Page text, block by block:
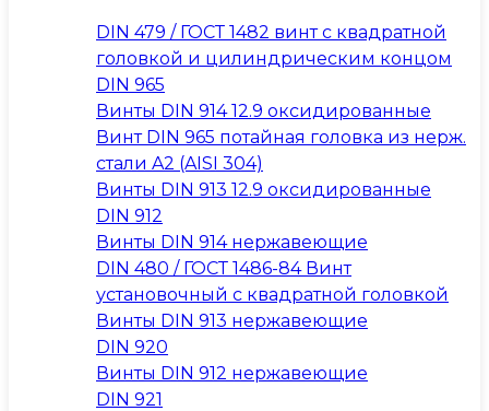
DIN 479 / ГОСТ 1482 винт с квадратной
головкой и цилиндрическим концом
DIN 965
Винты DIN 914 12.9 оксидированные
Винт DIN 965 потайная головка из нерж.
стали A2 (AISI 304)
Винты DIN 913 12.9 оксидированные
DIN 912
Винты DIN 914 нержавеющие
DIN 480 / ГОСТ 1486-84 Винт
установочный с квадратной головкой
Винты DIN 913 нержавеющие
DIN 920
Винты DIN 912 нержавеющие
DIN 921